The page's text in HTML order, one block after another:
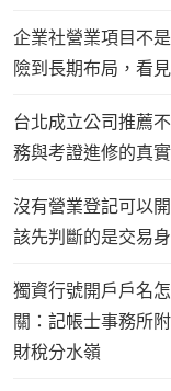
企業社營業項目不
險到長期布局，看
台北成立公司推薦
務與考證進修的真
沒有營業登記可以
該先判斷的是交易
獨資行號開戶戶名
關：記帳士事務所
財稅分水嶺